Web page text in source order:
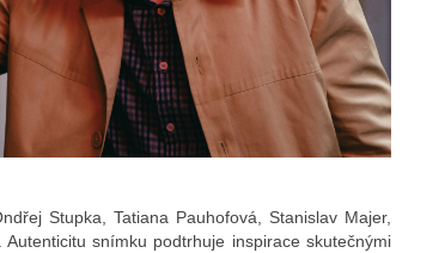
Stupka, Tatiana Pauhofová, Stanislav Majer,
snímku podtrhuje inspirace skutečnými